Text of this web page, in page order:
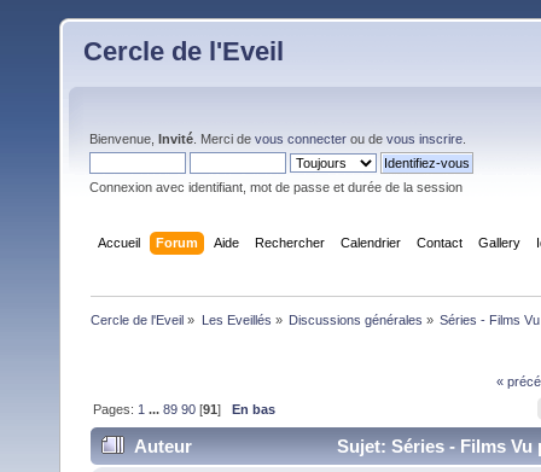
Cercle de l'Eveil
Bienvenue, Invité . Merci de vous connecter ou de vous inscrire
Connexion avec identifiant, mot de passe et durée de la session
Accueil Forum Aide Rechercher Calendrier Contact Gallery
Cercle de l'Eveil » Les Eveillés » Discussions générales » Séries - Films
«
Pages: 1 ...89 90 [91]En bas
Auteur
Sujet: Séries - Films Vu